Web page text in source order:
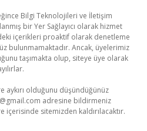
Bilgi Teknolojileri ve İletişim
bir Yer Sağlayıcı olarak hizmet
içerikleri proaktif olarak denetleme
bulunmamaktadır. Ancak, üyelerimiz
taşımakta olup, siteye üye olarak
aykırı olduğunu düşündüğünüz
adresine bildirmeniz
içerisinde sitemizden kaldırılacaktır.